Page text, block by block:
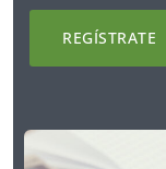
REGÍSTRATE